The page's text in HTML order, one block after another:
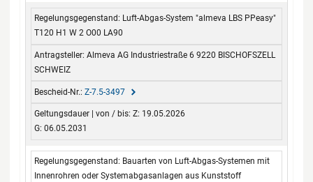
Luft-Abgas-System "almeva LBS PPeasy"
T120 H1 W 2 O00 LA90
Almeva AG Industriestraße 6 9220 BISCHOFSZELL
SCHWEIZ
Z-7.5-3497
Z: 19.05.2026
G: 06.05.2031
Bauarten von Luft-Abgas-Systemen mit
Innenrohren oder Systemabgasanlagen aus Kunststoff